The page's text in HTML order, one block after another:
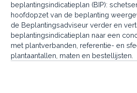
beplantingsindicatieplan (BIP):
hoofdopzet van de beplanting
de Beplantingsadviseur verder en
beplantingsindicatieplan naar een
met plantverbanden, referentie- en
plantaantallen, maten en bestellijsten.